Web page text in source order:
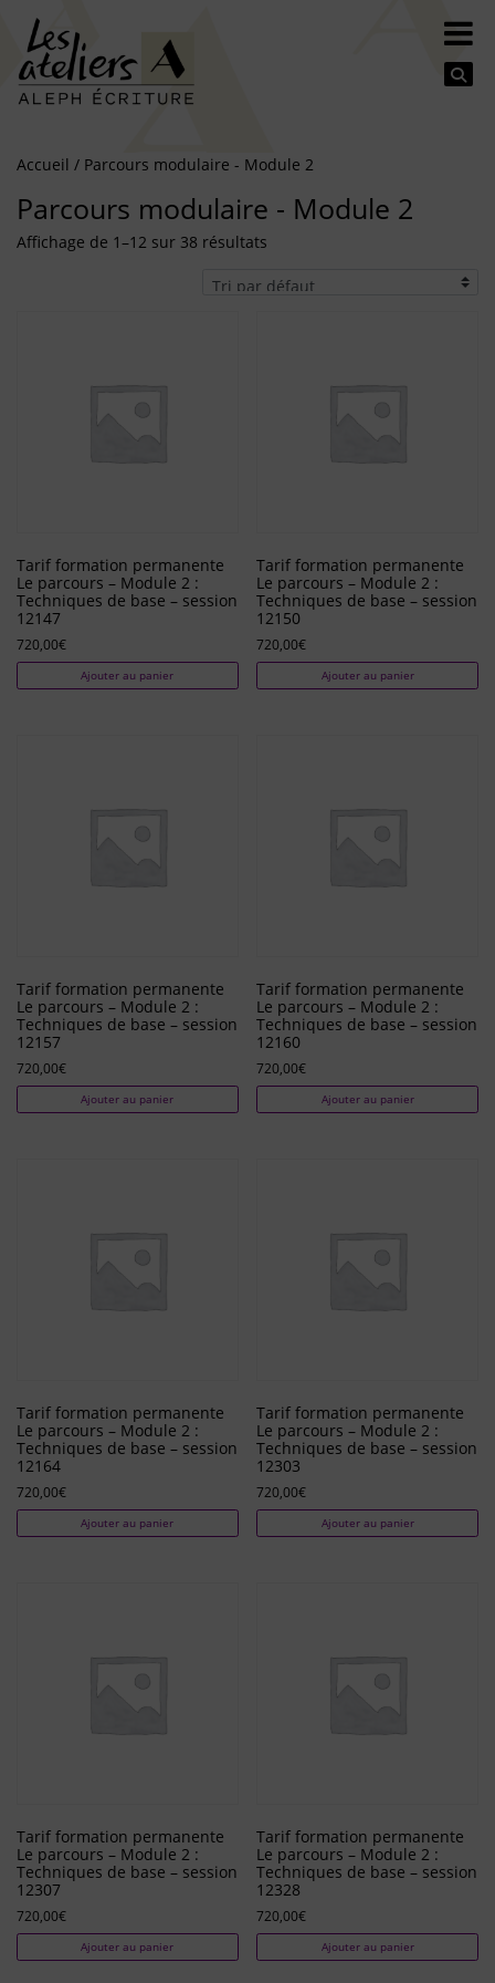
Accueil / Parcours modulaire - Module 2
Parcours modulaire - Module 2
Affichage de 1–12 sur 38 résultats
Tarif formation permanente
Le parcours – Module 2 :
Techniques de base – session
12147
720,00€
Ajouter au panier
Tarif formation permanente
Le parcours – Module 2 :
Techniques de base – session
12150
720,00€
Ajouter au panier
Tarif formation permanente
Le parcours – Module 2 :
Techniques de base – session
12157
720,00€
Ajouter au panier
Tarif formation permanente
Le parcours – Module 2 :
Techniques de base – session
12160
720,00€
Ajouter au panier
Tarif formation permanente
Le parcours – Module 2 :
Techniques de base – session
12164
720,00€
Ajouter au panier
Tarif formation permanente
Le parcours – Module 2 :
Techniques de base – session
12303
720,00€
Ajouter au panier
Tarif formation permanente
Le parcours – Module 2 :
Techniques de base – session
12307
720,00€
Ajouter au panier
Tarif formation permanente
Le parcours – Module 2 :
Techniques de base – session
12328
720,00€
Ajouter au panier